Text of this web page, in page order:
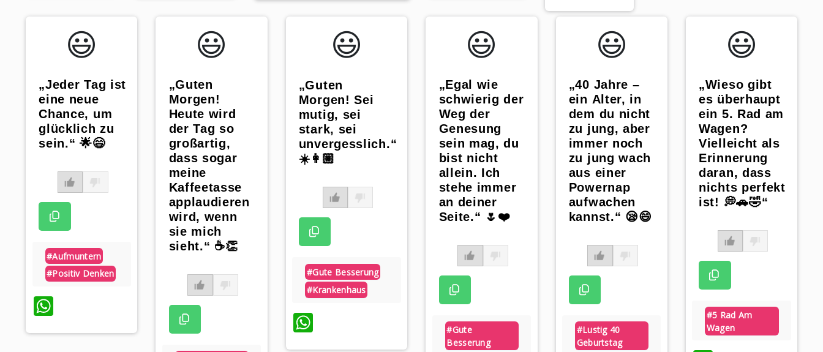
😃️
„Jeder Tag ist
eine neue
Chance, um
glücklich zu
sein.“ 🌟😄
#aufmuntern
#positiv Denken
WhatsApp
😃️
„Guten
Morgen!
Heute wird
der Tag so
großartig,
dass sogar
meine
Kaffeetasse
applaudieren
wird, wenn
sie mich
sieht.“ ☕️👏
😃️
„Guten
Morgen! Sei
mutig, sei
stark, sei
unvergesslich.“
☀️👩🏼
#gute Besserung
#krankenhaus
😃️
„Egal wie
schwierig der
Weg der
Genesung
sein mag, du
bist nicht
allein. Ich
stehe immer
an deiner
Seite.“ 🌷❤️
#gute
Besserung
😃️
„40 Jahre –
ein Alter, in
dem du nicht
zu jung, aber
immer noch
zu jung wach
aus einer
Powernap
aufwachen
kannst.“ 😪😄
#lustig 40
Geburtstag
😃️
„Wieso gibt
es überhaupt
ein 5. Rad am
Wagen?
Vielleicht als
Erinnerung
daran, dass
nichts perfekt
ist! 💭🚗🤣“
#5 Rad Am
Wagen